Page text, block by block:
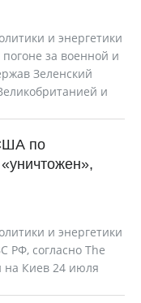
и энергетики
за военной и
Зеленский
и
по
и энергетики
РФ, согласно The
на Киев 24 июля